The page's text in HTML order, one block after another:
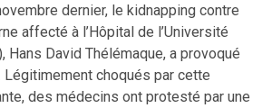
dernier, le kidnapping contre
affecté à l’Hôpital de l’Université
Hans David Thélémaque, a provoqué
Légitimement choqués par cette
des médecins ont protesté par une